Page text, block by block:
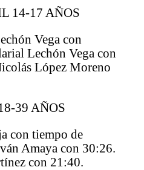
14-17 AÑOS
Vega con
Lechón Vega con
López Moreno
39 AÑOS
con tiempo de
Amaya con 30:26.
con 21:40.